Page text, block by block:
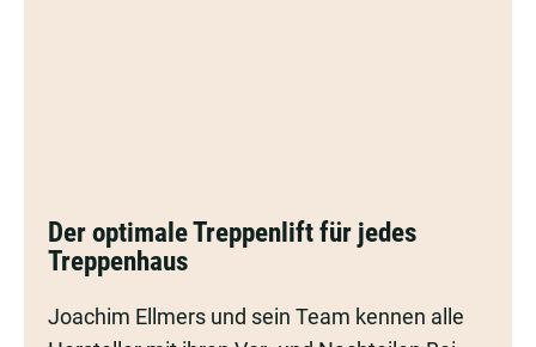
optimale
Treppenlift
Der optimale Treppenlift für jedes
Treppenhaus
Joachim Ellmers und sein Team kennen alle